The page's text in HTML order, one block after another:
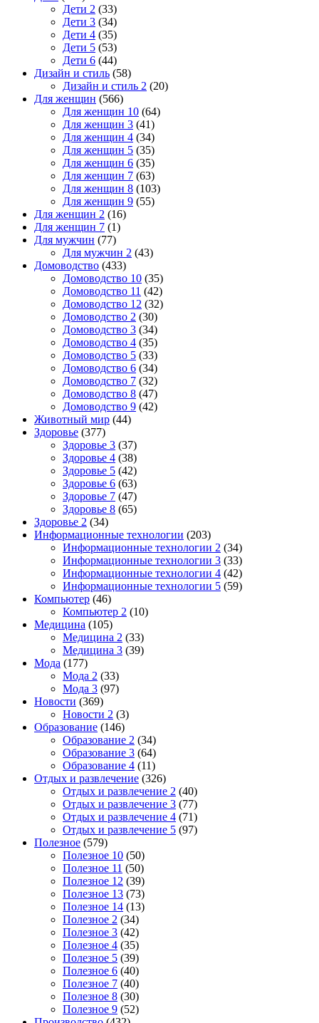
Дети 2 (33)
Дети 3 (34)
Дети 4 (35)
Дети 5 (53)
Дети 6 (44)
Дизайн и стиль (58)
Дизайн и стиль 2 (20)
Для женщин (566)
Для женщин 10 (64)
Для женщин 3 (41)
Для женщин 4 (34)
Для женщин 5 (35)
Для женщин 6 (35)
Для женщин 7 (63)
Для женщин 8 (103)
Для женщин 9 (55)
Для женщин 2 (16)
Для женщин 7 (1)
Для мужчин (77)
Для мужчин 2 (43)
Домоводство (433)
Домоводство 10 (35)
Домоводство 11 (42)
Домоводство 12 (32)
Домоводство 2 (30)
Домоводство 3 (34)
Домоводство 4 (35)
Домоводство 5 (33)
Домоводство 6 (34)
Домоводство 7 (32)
Домоводство 8 (47)
Домоводство 9 (42)
Животный мир (44)
Здоровье (377)
Здоровье 3 (37)
Здоровье 4 (38)
Здоровье 5 (42)
Здоровье 6 (63)
Здоровье 7 (47)
Здоровье 8 (65)
Здоровье 2 (34)
Информационные технологии (203)
Информационные технологии 2 (34)
Информационные технологии 3 (33)
Информационные технологии 4 (42)
Информационные технологии 5 (59)
Компьютер (46)
Компьютер 2 (10)
Медицина (105)
Медицина 2 (33)
Медицина 3 (39)
Мода (177)
Мода 2 (33)
Мода 3 (97)
Новости (369)
Новости 2 (3)
Образование (146)
Образование 2 (34)
Образование 3 (64)
Образование 4 (11)
Отдых и развлечение (326)
Отдых и развлечение 2 (40)
Отдых и развлечение 3 (77)
Отдых и развлечение 4 (71)
Отдых и развлечение 5 (97)
Полезное (579)
Полезное 10 (50)
Полезное 11 (50)
Полезное 12 (39)
Полезное 13 (73)
Полезное 14 (13)
Полезное 2 (34)
Полезное 3 (42)
Полезное 4 (35)
Полезное 5 (39)
Полезное 6 (40)
Полезное 7 (40)
Полезное 8 (30)
Полезное 9 (52)